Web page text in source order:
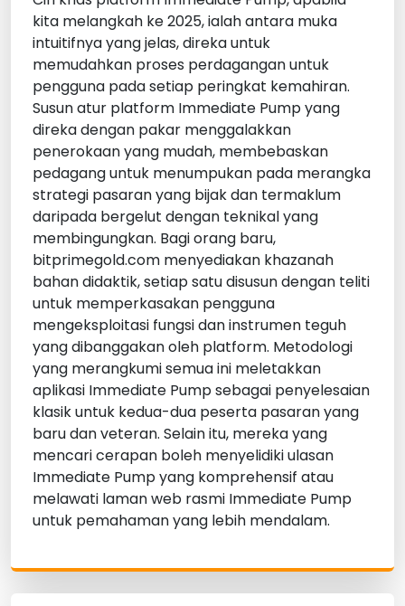
kita melangkah ke 2025, ialah antara muka
intuitifnya yang jelas, direka untuk
memudahkan proses perdagangan untuk
pengguna pada setiap peringkat kemahiran.
Susun atur platform Immediate Pump yang
direka dengan pakar menggalakkan
penerokaan yang mudah, membebaskan
pedagang untuk menumpukan pada merangka
strategi pasaran yang bijak dan termaklum
daripada bergelut dengan teknikal yang
membingungkan. Bagi orang baru,
bitprimegold.com menyediakan khazanah
bahan didaktik, setiap satu disusun dengan teliti
untuk memperkasakan pengguna
mengeksploitasi fungsi dan instrumen teguh
yang dibanggakan oleh platform. Metodologi
yang merangkumi semua ini meletakkan
aplikasi Immediate Pump sebagai penyelesaian
klasik untuk kedua-dua peserta pasaran yang
baru dan veteran. Selain itu, mereka yang
mencari cerapan boleh menyelidiki ulasan
Immediate Pump yang komprehensif atau
melawati laman web rasmi Immediate Pump
untuk pemahaman yang lebih mendalam.